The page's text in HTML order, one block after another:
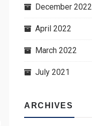
December 2022
April 2022
March 2022
July 2021
ARCHIVES